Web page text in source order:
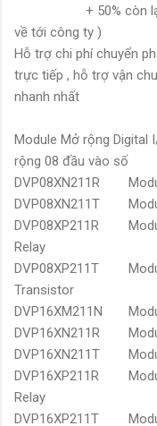
+ 50% còn lại khi
về tới công ty )
Hỗ trợ chi phí chuyển
trực tiếp , hỗ trợ vận
nhanh nhất
Module Mở rộng Digital
rộng 08 đầu vào số
DVP08XN211R
DVP08XN211T
DVP08XP211R
Relay
DVP08XP211T
Transistor
DVP16XM211N
DVP16XN211R
DVP16XN211T
DVP16XP211R
Relay
DVP16XP211T